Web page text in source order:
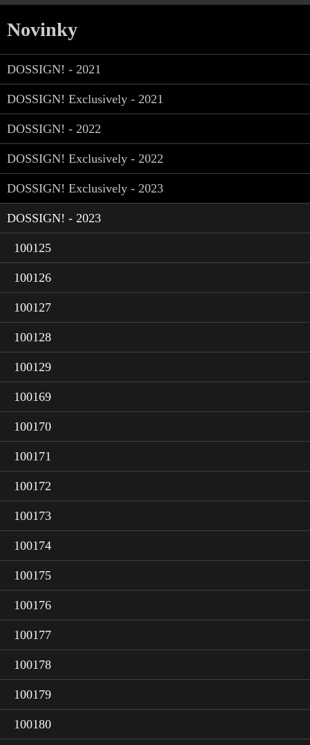
Novinky
DOSSIGN! - 2021
DOSSIGN! Exclusively - 2021
DOSSIGN! - 2022
DOSSIGN! Exclusively - 2022
DOSSIGN! Exclusively - 2023
DOSSIGN! - 2023
100125
100126
100127
100128
100129
100169
100170
100171
100172
100173
100174
100175
100176
100177
100178
100179
100180